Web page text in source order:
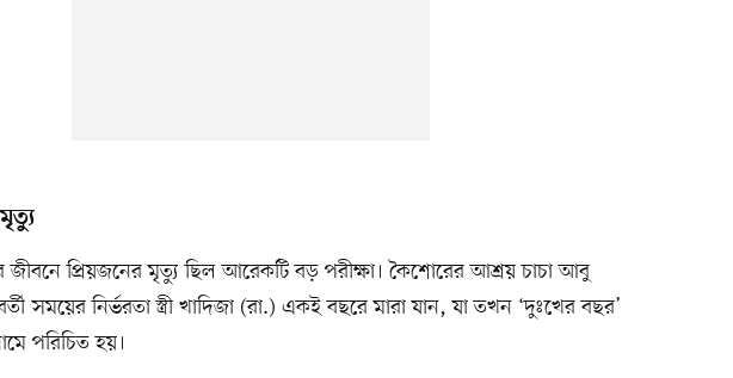
প্রিয়জনের মৃত্যু ছিল আরেকটি বড় পরীক্ষা। কৈশোরের আশ্রয় চাচা আবু
সময়ের নির্ভরতা স্ত্রী খাদিজা (রা.) একই বছরে মারা যান, যা তখন ‘দুঃখের বছর’
পরিচিত হয়।